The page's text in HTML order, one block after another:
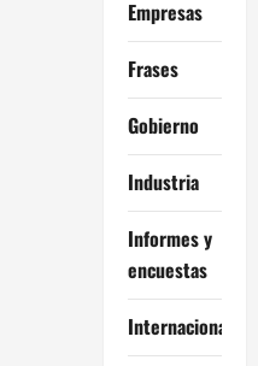
Empresas
Frases
Gobierno
Industria
Informes y
encuestas
Internacional